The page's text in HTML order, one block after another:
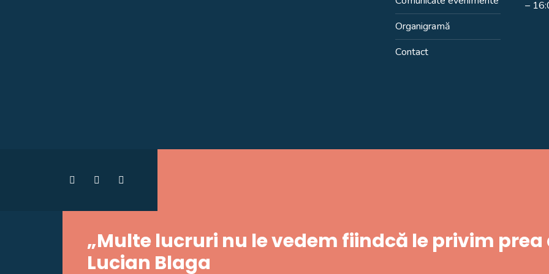
Organigramă
Contact
–
„Multe lucruri nu le vedem fiindcă le privim prea
Lucian Blaga